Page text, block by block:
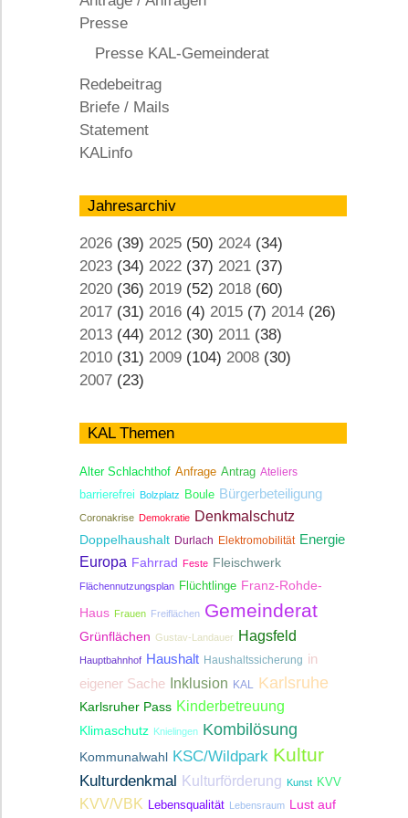
KAL
Presse
Presse KAL-Gemeinderat
Redebeitrag
Briefe / Mails
Statement
KALinfo
Jahresarchiv
2026 (39) 2025 (50) 2024 (34)
2023 (34) 2022 (37) 2021 (37)
2020 (36) 2019 (52) 2018 (60)
2017 (31) 2016 (4) 2015 (7) 2014 (26)
2013 (44) 2012 (30) 2011 (38)
2010 (31) 2009 (104) 2008 (30)
2007 (23)
KAL Themen
Alter Schlachthof Anfrage Antrag Ateliers
barrierefrei Bolzplatz Boule Bürgerbeteiligung
Coronakrise Demokratie Denkmalschutz
Doppelhaushalt Durlach Elektromobilität Energie
Europa Fahrrad Feste Fleischwerk
Flächennutzungsplan Flüchtlinge Franz-Rohde-
Haus Frauen Freiflächen Gemeinderat
Grünflächen Gustav-Landauer Hagsfeld
Hauptbahnhof Haushalt Haushaltssicherung in
eigener Sache Inklusion KAL Karlsruhe
Karlsruher Pass Kinderbetreuung
Klimaschutz Knielingen Kombilösung
Kommunalwahl KSC/Wildpark Kultur
Kulturdenkmal Kulturförderung Kunst KVV
KVV/VBK Lebensqualität Lebensraum
Lust auf